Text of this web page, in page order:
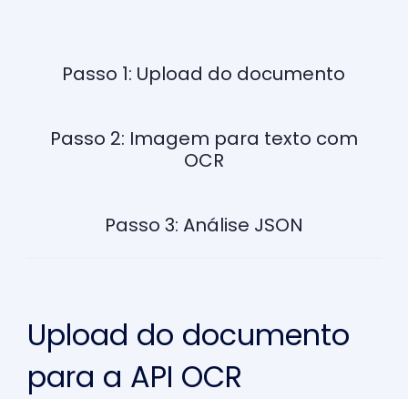
Passo 1: Upload do documento
Passo 2: Imagem para texto com
OCR
Passo 3: Análise JSON
Upload do documento
para a API OCR